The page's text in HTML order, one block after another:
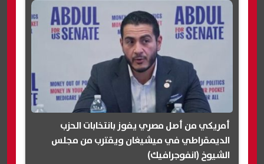
أمريكي من أصل مصري يفوز بانتخابات الحزب
الديمقراطي في ميشيغان ويقترب من مجلس
الشيوخ (انفوجرافيك)